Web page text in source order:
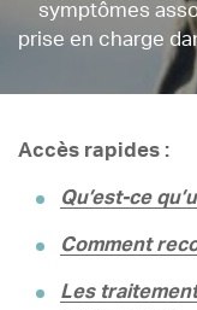
symptômes
prise en charge
Accès rapides :
Qu’est-ce
Comment
Les